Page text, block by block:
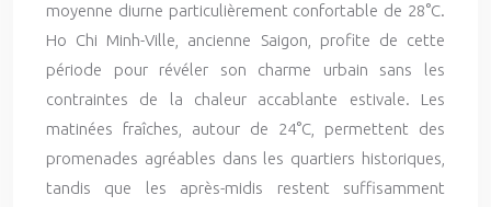
moyenne diurne particulièrement confortable de 28°C.
Ho Chi Minh-Ville, ancienne Saigon, profite de cette
période pour révéler son charme urbain sans les
contraintes de la chaleur accablante estivale. Les
matinées fraîches, autour de 24°C, permettent des
promenades agréables dans les quartiers historiques,
tandis que les après-midis restent suffisamment